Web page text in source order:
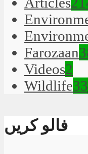
Farozaan
Videos2
Wildlife33
فالو کریں